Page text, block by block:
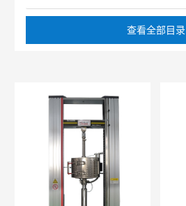
查看全部目录